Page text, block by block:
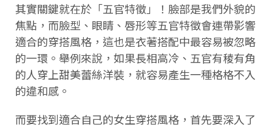
其實關鍵就在於「五官特徵」！臉部是我們外貌的
焦點，而臉型、眼睛、唇形等五官特徵會連帶影響
適合的穿搭風格，這也是衣著搭配中最容易被忽略
的一環。舉例來說，如果長相高冷、五官有稜有角
的人穿上甜美蕾絲洋裝，就容易產生一種格格不入
的違和感。
而要找到適合自己的女生穿搭風格，首先要深入了